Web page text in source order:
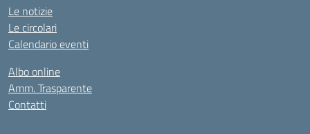
Le notizie
Le circolari
Calendario eventi
Albo online
Amm. Trasparente
Contatti